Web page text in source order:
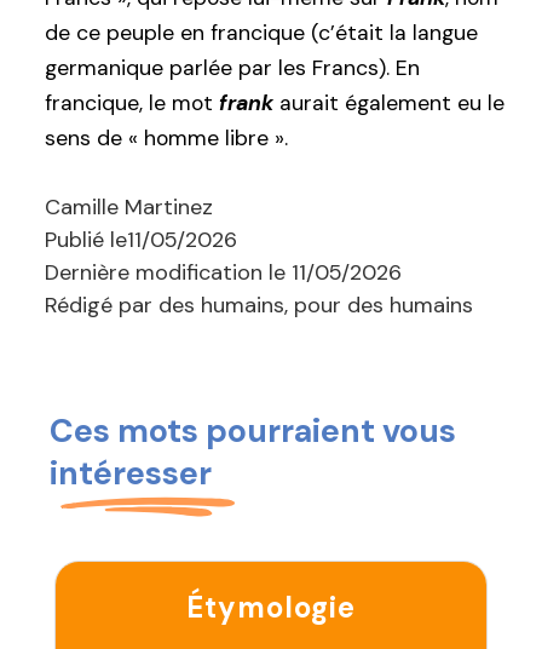
de ce peuple en francique (c’était la langue
germanique parlée par les Francs). En
francique, le mot frank aurait également eu le
sens de « homme libre ».
Camille Martinez
Publié le11/05/2026
Dernière modification le 11/05/2026
Rédigé par des humains, pour des humains
Ces mots pourraient vous
intéresser
Étymologie